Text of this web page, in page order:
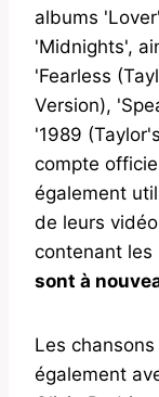
albums
'Midnights',
'Fearless
Version),
'1989
compte
également
de leurs
contenant
sont à
Les
également